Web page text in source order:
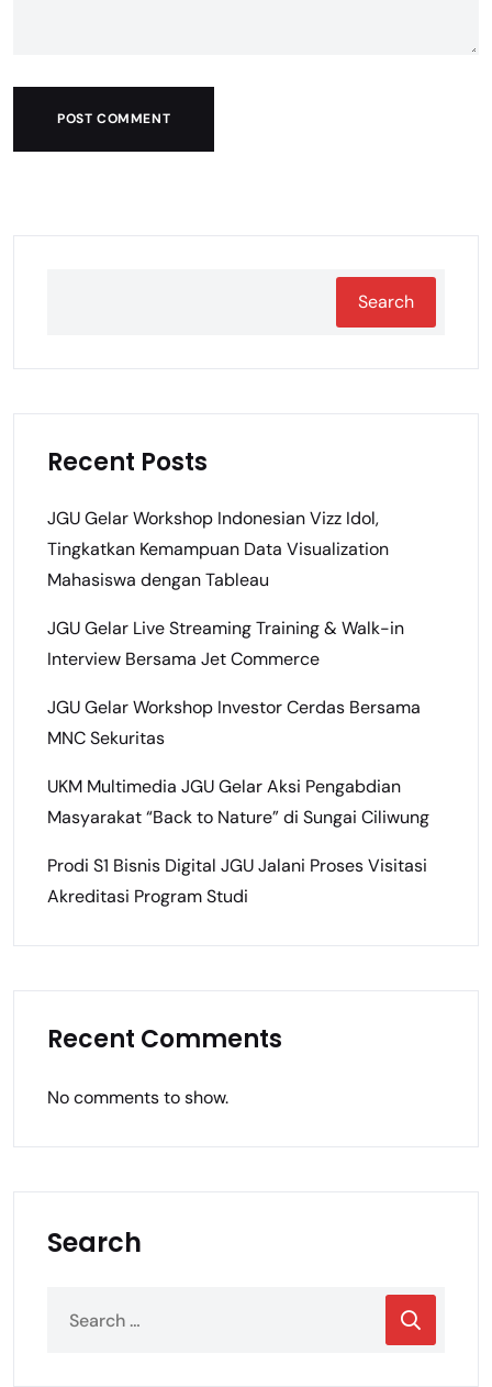
POST COMMENT
Search
Recent Posts
JGU Gelar Workshop Indonesian Vizz Idol,
Tingkatkan Kemampuan Data Visualization
Mahasiswa dengan Tableau
JGU Gelar Live Streaming Training & Walk-in
Interview Bersama Jet Commerce
JGU Gelar Workshop Investor Cerdas Bersama
MNC Sekuritas
UKM Multimedia JGU Gelar Aksi Pengabdian
Masyarakat “Back to Nature” di Sungai Ciliwung
Prodi S1 Bisnis Digital JGU Jalani Proses Visitasi
Akreditasi Program Studi
Recent Comments
No comments to show.
Search